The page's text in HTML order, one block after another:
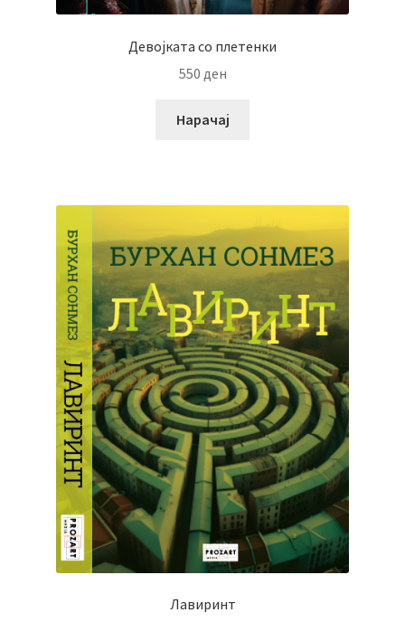
Девојката со плетенки
550 ден
Нарачај
Лавиринт